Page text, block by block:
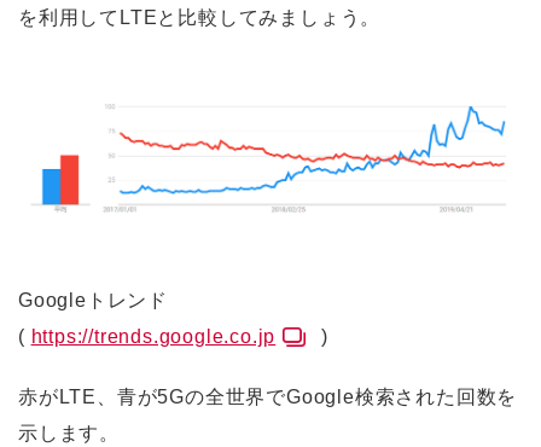
を利用してLTEと比較してみましょう。
Googleトレンド
( https://trends.google.co.jp )
赤がLTE、青が5Gの全世界でGoogle検索された回数を
示します。